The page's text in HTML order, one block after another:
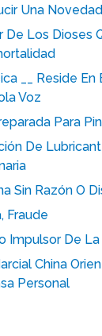
Una Novedad
De Los Dioses
__ Reside En
Voz
Para
De
Sin Razón O
Fraude
Impulsor De La
China
Personal